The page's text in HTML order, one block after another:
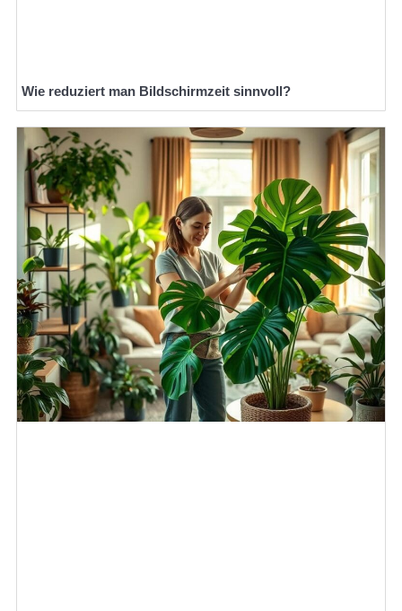
Wie reduziert man Bildschirmzeit sinnvoll?